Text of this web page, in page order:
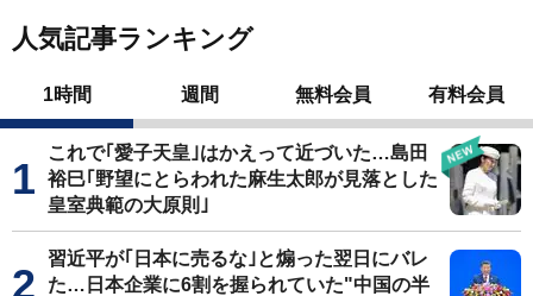
人気記事ランキング
1時間 週間 無料会員 有料会員
これで｢愛子天皇｣はかえって近づいた…島田
裕巳｢野望にとらわれた麻生太郎が見落とした
皇室典範の大原則｣
習近平が｢日本に売るな｣と煽った翌日にバレ
た…日本企業に6割を握られていた"中国の半